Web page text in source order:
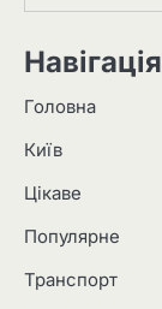
Навігація
Головна
Київ
Цікаве
Популярне
Транспорт